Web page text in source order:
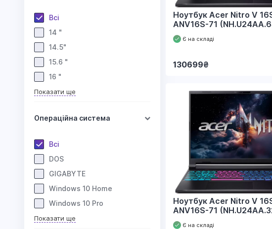
Всі
14 "
14.5"
15.6 "
16 "
Показати ще
Операційна система
Всі
DOS
GIGABYTE
Windows 10 Home
Windows 10 Pro
Показати ще
Ноутбук Acer Nitro V
ANV16S-71
Є на складі
130699₴
Ноутбук Acer Nitro V
ANV16S-71
Є на складі